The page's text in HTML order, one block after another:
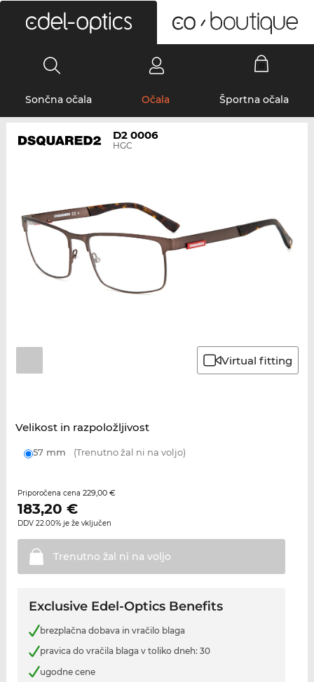
Sončna očala Očala Športna očala
D2 0006
HGC
Virtual fitting
Velikost in razpoložljivost
57 mm (Trenutno žal ni na voljo)
Priporočena cena 229,00 €
183,20 €
DDV 22.00% je že vključen
Trenutno žal ni na voljo
Exclusive Edel-Optics Benefits
brezplačna dobava in vračilo blaga
pravica do vračila blaga v toliko dneh: 30
ugodne cene